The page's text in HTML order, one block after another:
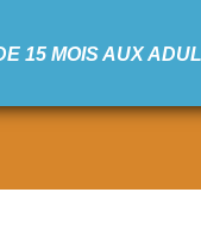
15 MOIS AUX